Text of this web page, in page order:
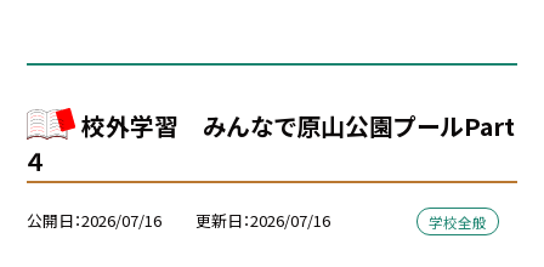
校外学習 みんなで原山公園プールPart
４
公開日 2026/07/16 更新日 2026/07/16 学校全般